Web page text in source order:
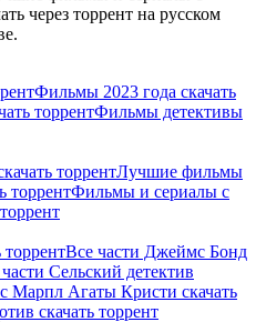
через торрент на русском
Фильмы 2023 года скачать
торрентФильмы детективы
торрентЛучшие фильмы
торрентФильмы и сериалы с
Все части Джеймс Бонд
Сельский детектив
Марпл Агаты Кристи скачать
скачать торрент